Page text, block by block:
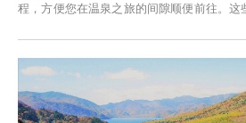
程，方便您在温泉之旅的间隙顺便前往。
食材的餐厅。让您体验黑川温泉的全新乐趣